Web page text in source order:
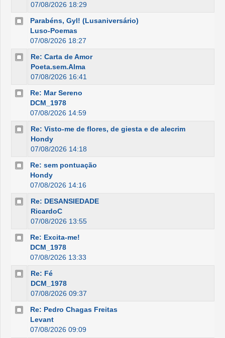
07/08/2026 18:29
Parabéns, Gyl! (Lusaniversário)
Luso-Poemas
07/08/2026 18:27
Re: Carta de Amor
Poeta.sem.Alma
07/08/2026 16:41
Re: Mar Sereno
DCM_1978
07/08/2026 14:59
Re: Visto-me de flores, de giesta e de alecrim
Hondy
07/08/2026 14:18
Re: sem pontuação
Hondy
07/08/2026 14:16
Re: DESANSIEDADE
RicardoC
07/08/2026 13:55
Re: Excita-me!
DCM_1978
07/08/2026 13:33
Re: Fé
DCM_1978
07/08/2026 09:37
Re: Pedro Chagas Freitas
Levant
07/08/2026 09:09